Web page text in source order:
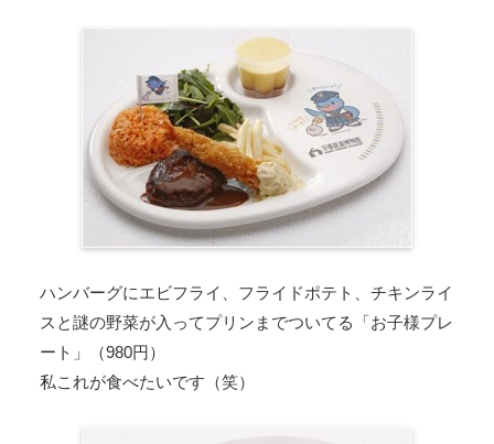
ハンバーグにエビフライ、フライドポテト、チキンライ
スと謎の野菜が入ってプリンまでついてる「お子様プレ
ート」（980円）
私これが食べたいです（笑）